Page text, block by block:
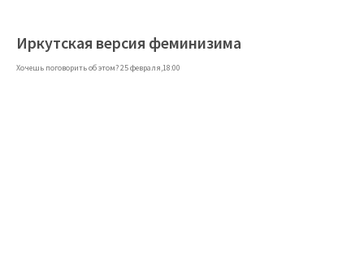
Иркутская версия феминизима
Хочешь поговорить об этом? 25 февраля,18:00